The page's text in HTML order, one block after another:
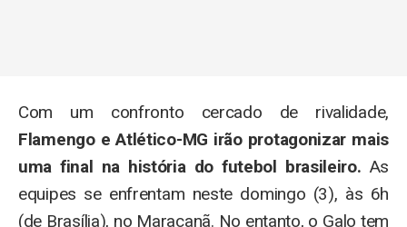
Com um confronto cercado de rivalidade,
Flamengo e Atlético-MG irão protagonizar mais
uma final na história do futebol brasileiro. As
equipes se enfrentam neste domingo (3), às 6h
(de Brasília), no Maracanã. No entanto, o Galo tem